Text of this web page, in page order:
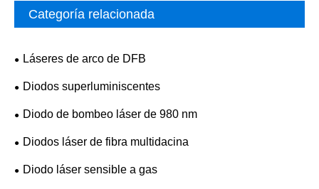
Categoría relacionada
Láseres de arco de DFB
Diodos superluminiscentes
Diodo de bombeo láser de 980 nm
Diodos láser de fibra multidacina
Diodo láser sensible a gas